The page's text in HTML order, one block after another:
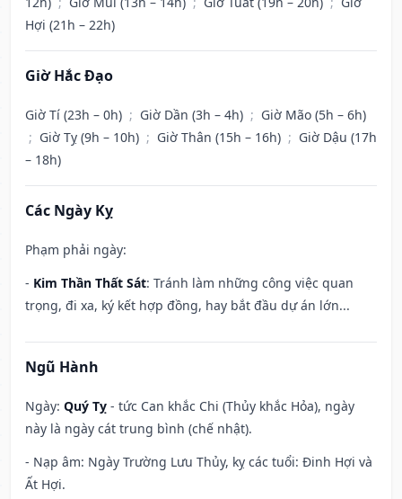
Hợi (21h – 22h)
Giờ Hắc Đạo
Giờ Tí (23h – 0h) ; Giờ Dần (3h – 4h) ; Giờ Mão (5h – 6h)
; Giờ Tỵ (9h – 10h) ; Giờ Thân (15h – 16h) ; Giờ Dậu (17h
– 18h)
Các Ngày Kỵ
Phạm phải ngày:
- Kim Thần Thất Sát: Tránh làm những công việc quan
trọng, đi xa, ký kết hợp đồng, hay bắt đầu dự án lớn...
Ngũ Hành
Ngày: Quý Tỵ - tức Can khắc Chi (Thủy khắc Hỏa), ngày
này là ngày cát trung bình (chế nhật).
- Nạp âm: Ngày Trường Lưu Thủy, kỵ các tuổi: Đinh Hợi và
Ất Hợi.